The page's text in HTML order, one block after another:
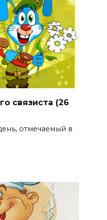
связиста (26
отмечаемый в